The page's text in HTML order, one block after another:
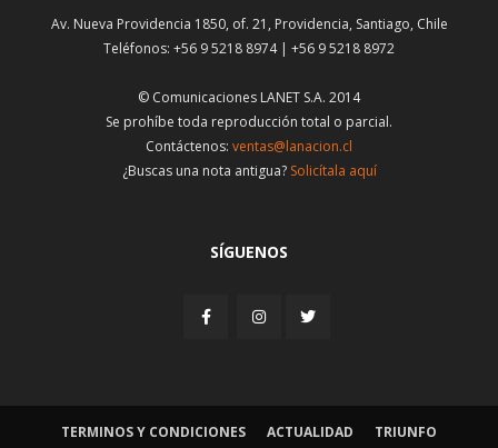
Av. Nueva Providencia 1850, of. 21, Providencia, Santiago, Chile
Teléfonos: +56 9 5218 8974 | +56 9 5218 8972
© Comunicaciones LANET S.A. 2014
Se prohíbe toda reproducción total o parcial.
Contáctenos: ventas@lanacion.cl
¿Buscas una nota antigua? Solicítala aquí
SÍGUENOS
TERMINOS Y CONDICIONES ACTUALIDAD TRIUNFO